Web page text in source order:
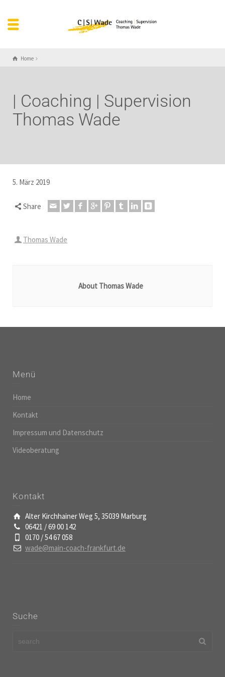
Home
| Coaching | Supervision
Thomas Wade
5. März 2019
Share
Thomas Wade
About Thomas Wade
Menü
Home
Kontakt
Impressum und Datenschutz
Videoberatung
Kontakt
Alter Kirchhainer Weg 5, 35039 Marburg
06421 / 69 00 142
0170 / 54 67 058
wade@main-coach-frankfurt.de
Suche